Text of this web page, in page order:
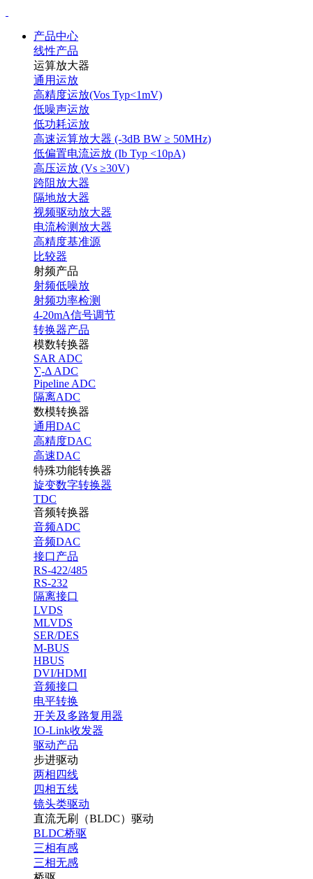
产品中心
线性产品
运算放大器
通用运放
高精度运放(Vos Typ<1mV)
低噪声运放
低功耗运放
高速运算放大器 (-3dB BW ≥ 50MHz)
低偏置电流运放 (Ib Typ <10pA)
高压运放 (Vs ≥30V)
跨阻放大器
隔地放大器
视频驱动放大器
电流检测放大器
高精度基准源
比较器
射频产品
射频低噪放
射频功率检测
4-20mA信号调节
转换器产品
模数转换器
SAR ADC
∑-Δ ADC
Pipeline ADC
隔离ADC
数模转换器
通用DAC
高精度DAC
高速DAC
特殊功能转换器
旋变数字转换器
TDC
音频转换器
音频ADC
音频DAC
接口产品
RS-422/485
RS-232
隔离接口
LVDS
MLVDS
SER/DES
M-BUS
HBUS
DVI/HDMI
音频接口
电平转换
开关及多路复用器
IO-Link收发器
驱动产品
步进驱动
两相四线
四相五线
镜头类驱动
直流无刷（BLDC）驱动
BLDC桥驱
三相有感
三相无感